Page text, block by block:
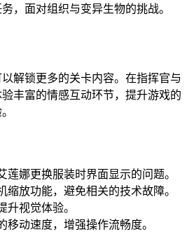
，面对组织与变异生物的挑战。
解锁更多的关卡内容。在指挥官与
丰富的情感互动环节，提升游戏的
莲娜更换服装时界面显示的问题。
缩放功能，避免相关的技术故障。
升视觉体验。
移动速度，增强操作流畅度。